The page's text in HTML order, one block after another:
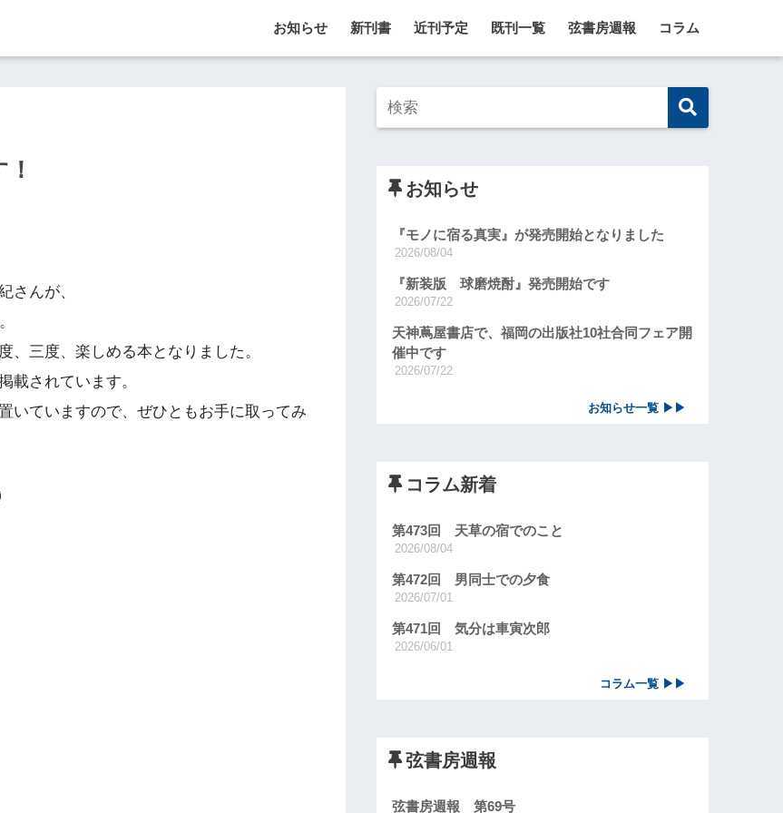
お知らせ 新刊書 近刊予定 既刊一覧 弦書房週報 コラム
さんが、
、三度、楽しめる本となりました。
載されています。
いていますので、ぜひともお手に取ってみ
お知らせ
『モノに宿る真実』が発売開始となりました
2026/08/04
『新装版 球磨焼酎』発売開始です
2026/07/22
天神蔦屋書店で、福岡の出版社10社合同フェア開
催中です
2026/07/22
お知らせ一覧 ▶▶
コラム新着
第473回 天草の宿でのこと
2026/08/04
第472回 男同士での夕食
2026/07/01
第471回 気分は車寅次郎
2026/06/01
コラム一覧 ▶▶
弦書房週報
弦書房週報 第69号